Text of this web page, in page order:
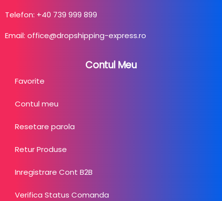
Telefon: +40 739 999 899
Email: office@dropshipping-express.ro
Contul Meu
Favorite
Contul meu
Resetare parola
Retur Produse
Inregistrare Cont B2B
Verifica Status Comanda